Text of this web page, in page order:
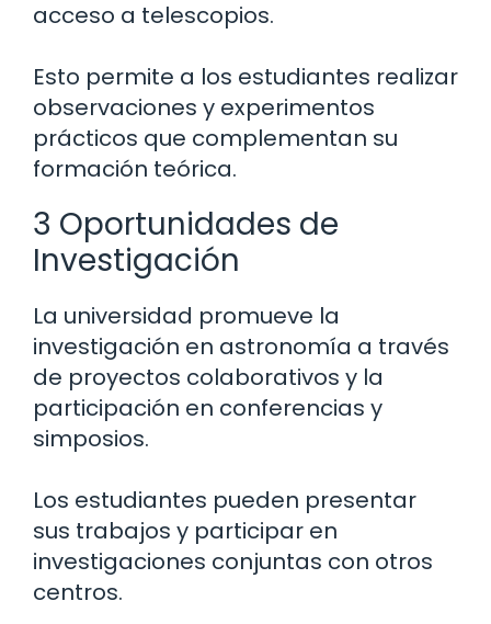
acceso a telescopios.
Esto permite a los estudiantes realizar
observaciones y experimentos
prácticos que complementan su
formación teórica.
3 Oportunidades de
Investigación
La universidad promueve la
investigación en astronomía a través
de proyectos colaborativos y la
participación en conferencias y
simposios.
Los estudiantes pueden presentar
sus trabajos y participar en
investigaciones conjuntas con otros
centros.